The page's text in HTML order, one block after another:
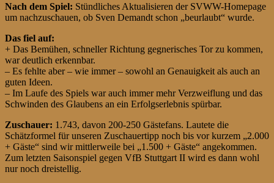
Nach dem Spiel: Stündliches Aktualisieren der SVWW-Homepage
um nachzuschauen, ob Sven Demandt schon „beurlaubt“ wurde.
Das fiel auf:
+ Das Bemühen, schneller Richtung gegnerisches Tor zu kommen,
war deutlich erkennbar.
– Es fehlte aber – wie immer – sowohl an Genauigkeit als auch an
guten Ideen.
– Im Laufe des Spiels war auch immer mehr Verzweiflung und das
Schwinden des Glaubens an ein Erfolgserlebnis spürbar.
Zuschauer: 1.743, davon 200-250 Gästefans. Lautete die
Schätzformel für unseren Zuschauertipp noch bis vor kurzem „2.000
+ Gäste“ sind wir mittlerweile bei „1.500 + Gäste“ angekommen.
Zum letzten Saisonspiel gegen VfB Stuttgart II wird es dann wohl
nur noch dreistellig.